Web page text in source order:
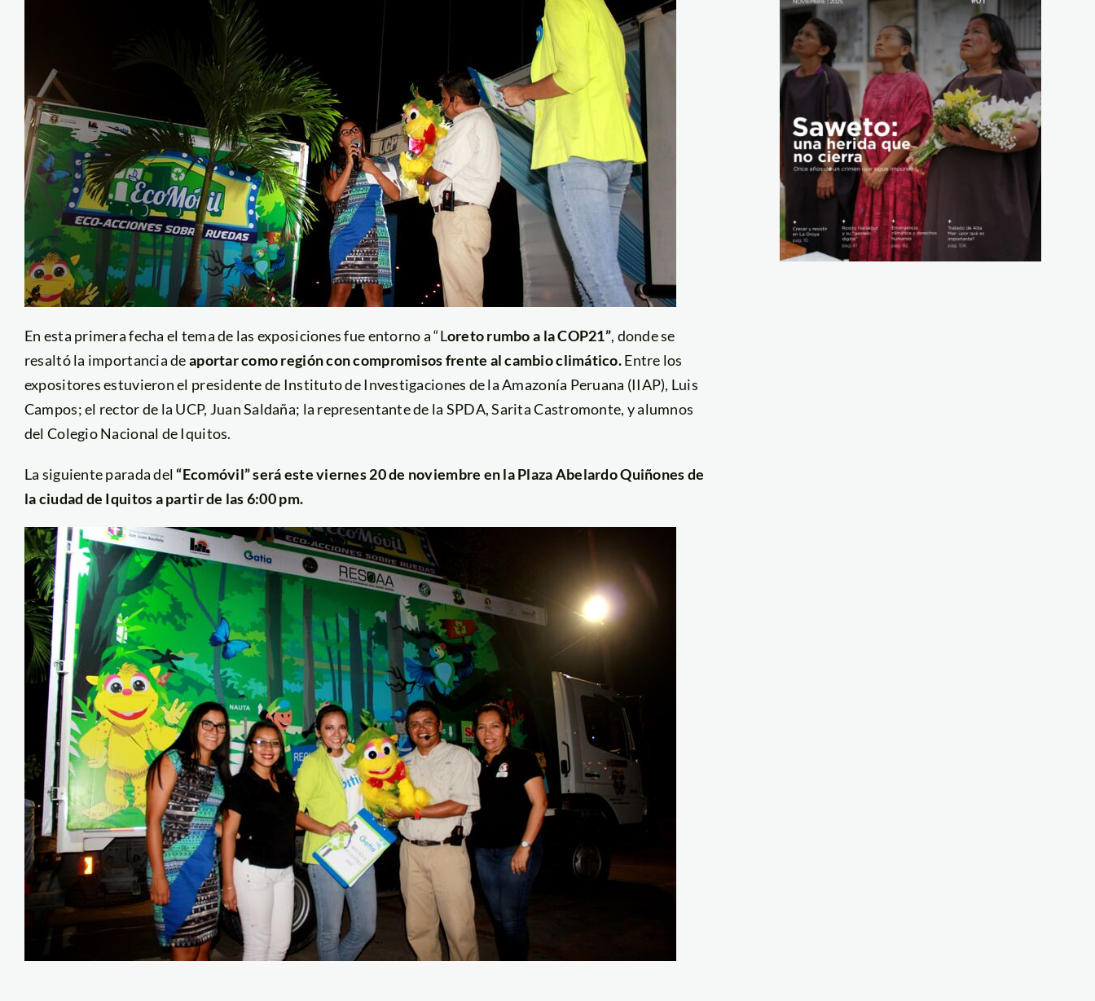
En esta primera fecha el tema de las exposiciones fue entorno a “Loreto rumbo a la COP21”, donde se
resaltó la importancia deaportar como región con compromisos frente al cambio climático.Entre los
expositores estuvieron el presidente de Instituto de Investigaciones de la Amazonía Peruana (IIAP), Luis
Campos; el rector de la UCP, Juan Saldaña; la representante de la SPDA, Sarita Castromonte, y alumnos
del Colegio Nacional de Iquitos.
La siguiente parada del “Ecomóvil” será este viernes 20 de noviembre en la Plaza Abelardo Quiñones de
la ciudad de Iquitos a partir de las 6:00 pm.